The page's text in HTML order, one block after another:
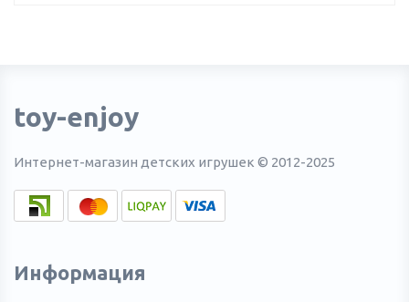
toy-enjoy
Интернет-магазин детских игрушек © 2012-2025
Информация